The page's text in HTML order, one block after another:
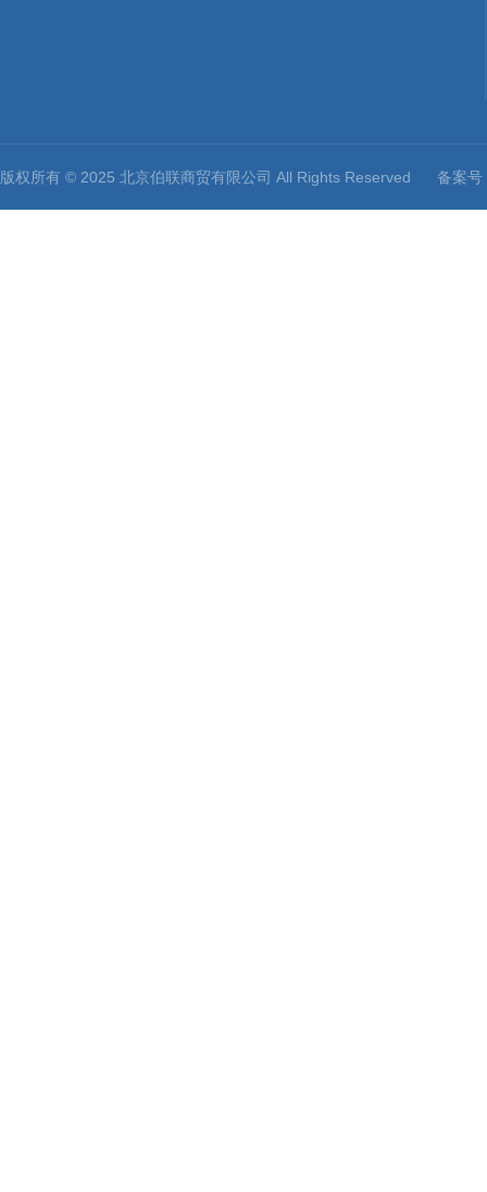
版权所有 © 2025 北京伯联商贸有限公司 All Rights Reserved 备案号